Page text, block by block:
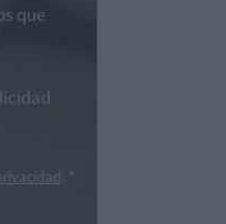
que
. *